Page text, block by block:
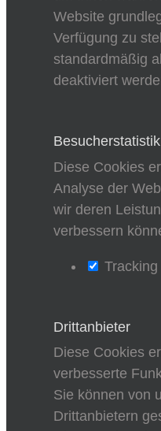
Website
Verfügung zu
standardmäßig
deaktiviert
Besucherstatistik
Diese Cookies
Analyse der
wir deren
verbessern
Drittanbieter
Diese Cookies
verbesserte
Sie können von
Drittanbietern